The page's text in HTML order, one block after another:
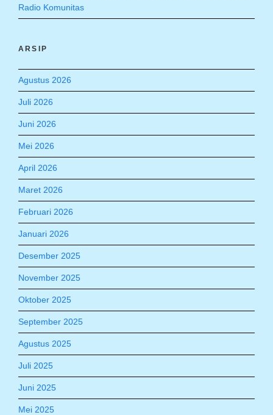
Radio Komunitas
ARSIP
Agustus 2026
Juli 2026
Juni 2026
Mei 2026
April 2026
Maret 2026
Februari 2026
Januari 2026
Desember 2025
November 2025
Oktober 2025
September 2025
Agustus 2025
Juli 2025
Juni 2025
Mei 2025